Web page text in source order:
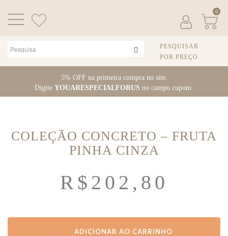
o
5% OFF na primeira compra no site.
Digite YOUARESPECIALFORUS no campo cupom.
0
PESQUISAR
POR PREÇO
COLEÇÃO CONCRETO – FRUTA
PINHA CINZA
R$ 202,80
ADICIONAR AO CARRINHO